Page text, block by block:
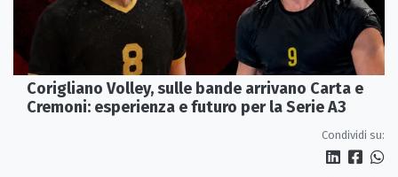
Corigliano Volley, sulle bande arrivano Carta e
Cremoni: esperienza e futuro per la Serie A3
Condividi su: